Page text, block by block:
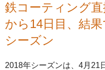
鉄コーティング
から14日目、結
シーズン
2018年シーズンは、4月21